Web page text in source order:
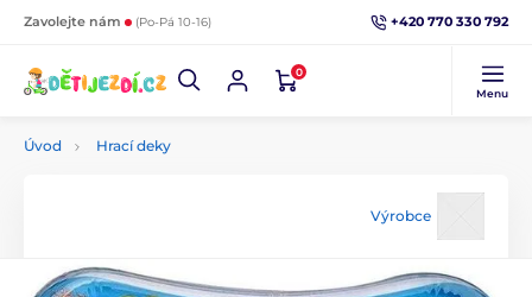
Zavolejte nám (Po-Pá 10-16) +420 770 330 792
0
Menu
Úvod Hrací deky
Výrobce